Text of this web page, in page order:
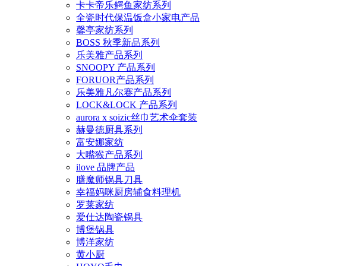
卡卡帝乐鳄鱼家纺系列
全瓷时代保温饭盒小家电产品
馨亭家纺系列
BOSS 秋季新品系列
乐美雅产品系列
SNOOPY 产品系列
FORUOR产品系列
乐美雅凡尔赛产品系列
LOCK&LOCK 产品系列
aurora x soizic丝巾艺术伞套装
赫曼德厨具系列
富安娜家纺
大嘴猴产品系列
ilove 品牌产品
膳魔师锅具刀具
幸福妈咪厨房辅食料理机
罗莱家纺
爱仕达陶瓷锅具
博堡锅具
博洋家纺
黄小厨